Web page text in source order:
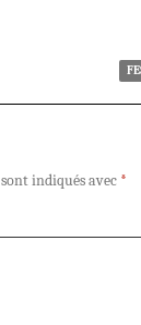
indiqués avec *